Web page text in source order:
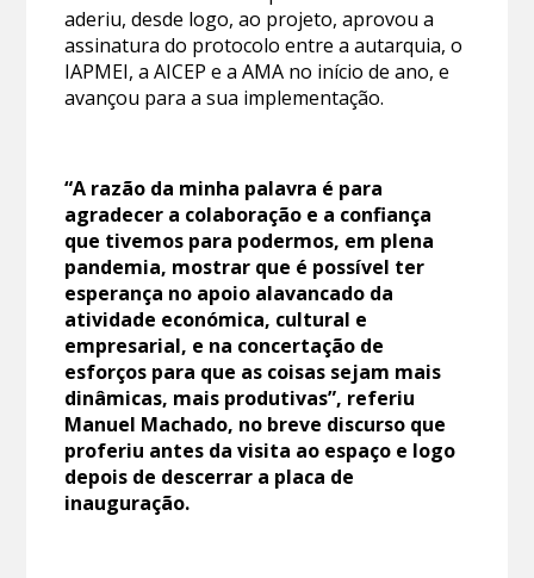
aderiu, desde logo, ao projeto, aprovou a
assinatura do protocolo entre a autarquia, o
IAPMEI, a AICEP e a AMA no início de ano, e
avançou para a sua implementação.
“A razão da minha palavra é para
agradecer a colaboração e a confiança
que tivemos para podermos, em plena
pandemia, mostrar que é possível ter
esperança no apoio alavancado da
atividade económica, cultural e
empresarial, e na concertação de
esforços para que as coisas sejam mais
dinâmicas, mais produtivas”, referiu
Manuel Machado, no breve discurso que
proferiu antes da visita ao espaço e logo
depois de descerrar a placa de
inauguração.